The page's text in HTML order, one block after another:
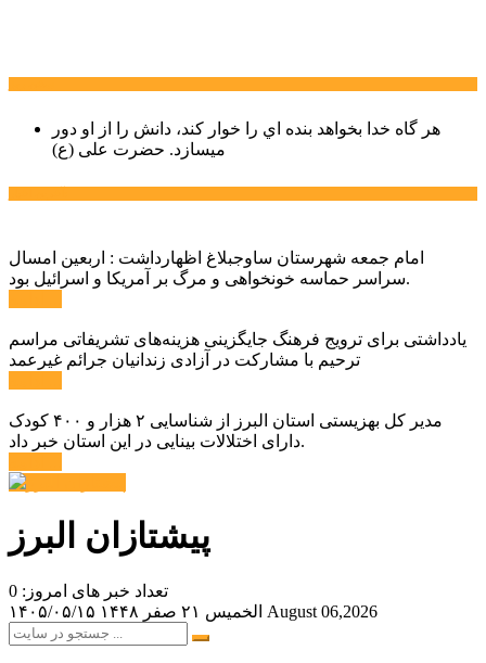
هر گاه خدا بخواهد بنده اي را خوار كند، دانش را از او دور
میسازد. حضرت علی (ع)
امام جمعه شهرستان ساوجبلاغ اظهارداشت : اربعین امسال
سراسر حماسه خونخواهی و مرگ بر آمریکا و اسرائیل بود.
یادداشتی برای ترویج فرهنگ جایگزینی هزینه‌های تشریفاتی مراسم
ترحیم با مشارکت در آزادی زندانیان جرائم غیرعمد
مدیر کل بهزیستی استان البرز از شناسایی ۲ هزار و ۴۰۰ کودک
دارای اختلالات بینایی در این استان خبر داد.
پیشتازان البرز
تعداد خبر های امروز: 0
۱۴۰۵/۰۵/۱۵
الخميس ۲۱ صفر ۱۴۴۸ August 06,2026